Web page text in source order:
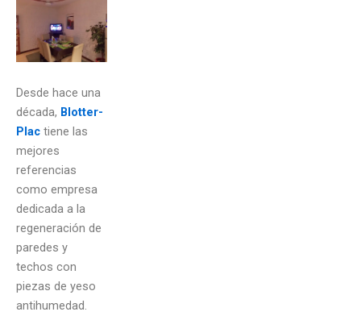
Desde hace una
década, Blotter-
Plac tiene las
mejores
referencias
como empresa
dedicada a la
regeneración de
paredes y
techos con
piezas de yeso
antihumedad.